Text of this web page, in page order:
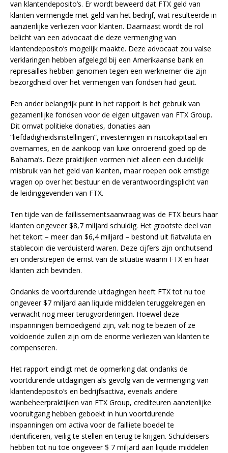
van klantendeposito’s. Er wordt beweerd dat FTX geld van
klanten vermengde met geld van het bedrijf, wat resulteerde in
aanzienlijke verliezen voor klanten. Daarnaast wordt de rol
belicht van een advocaat die deze vermenging van
klantendeposito’s mogelijk maakte. Deze advocaat zou valse
verklaringen hebben afgelegd bij een Amerikaanse bank en
represailles hebben genomen tegen een werknemer die zijn
bezorgdheid over het vermengen van fondsen had geuit.
Een ander belangrijk punt in het rapport is het gebruik van
gezamenlijke fondsen voor de eigen uitgaven van FTX Group.
Dit omvat politieke donaties, donaties aan
“liefdadigheidsinstellingen”, investeringen in risicokapitaal en
overnames, en de aankoop van luxe onroerend goed op de
Bahama’s. Deze praktijken vormen niet alleen een duidelijk
misbruik van het geld van klanten, maar roepen ook ernstige
vragen op over het bestuur en de verantwoordingsplicht van
de leidinggevenden van FTX.
Ten tijde van de faillissementsaanvraag was de FTX beurs haar
klanten ongeveer $8,7 miljard schuldig. Het grootste deel van
het tekort – meer dan $6,4 miljard – bestond uit fiatvaluta en
stablecoin die verduisterd waren. Deze cijfers zijn onthutsend
en onderstrepen de ernst van de situatie waarin FTX en haar
klanten zich bevinden.
Ondanks de voortdurende uitdagingen heeft FTX tot nu toe
ongeveer $7 miljard aan liquide middelen teruggekregen en
verwacht nog meer terugvorderingen. Hoewel deze
inspanningen bemoedigend zijn, valt nog te bezien of ze
voldoende zullen zijn om de enorme verliezen van klanten te
compenseren.
Het rapport eindigt met de opmerking dat ondanks de
voortdurende uitdagingen als gevolg van de vermenging van
klantendeposito’s en bedrijfsactiva, evenals andere
wanbeheerpraktijken van FTX Group, crediteuren aanzienlijke
vooruitgang hebben geboekt in hun voortdurende
inspanningen om activa voor de failliete boedel te
identificeren, veilig te stellen en terug te krijgen. Schuldeisers
hebben tot nu toe ongeveer $ 7 miljard aan liquide middelen